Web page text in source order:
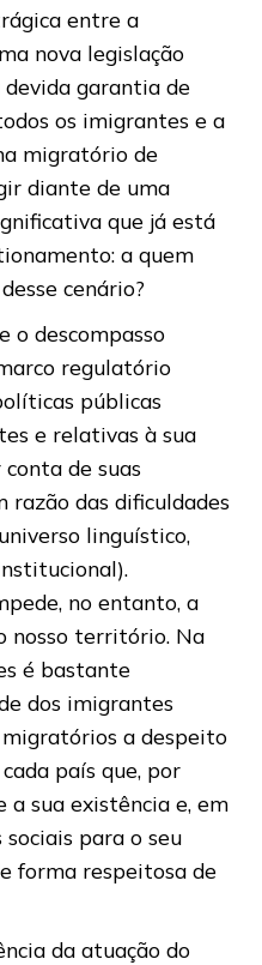
entre a
nova legislação
garantia de
os imigrantes e a
migratório de
diante de uma
que já está
a quem
cenário?
o descompasso
regulatório
públicas
e relativas à sua
de suas
razão das dificuldades
linguístico,
no entanto, a
nosso território. Na
é bastante
dos imigrantes
a despeito
país que, por
a sua existência e, em
sociais para o seu
forma respeitosa de
da atuação do